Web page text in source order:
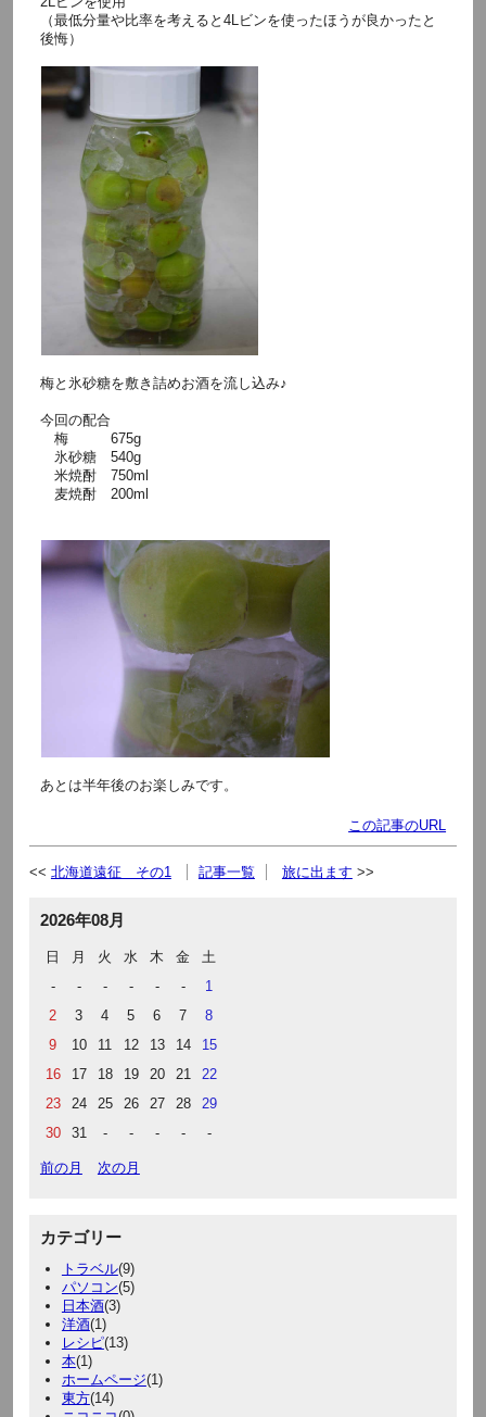
（最低分量や比率を考えると4Lビンを使ったほうが良かったと
後悔）
梅と氷砂糖を敷き詰めお酒を流し込み♪
今回の配合
梅 675g
氷砂糖 540g
米焼酎 750ml
麦焼酎 200ml
あとは半年後のお楽しみです。
この記事のURL
北海道遠征 その1 記事一覧 旅に出ます
2026年08月
日 月 火 水 木 金
土
-
- - - - -
1
2
3 4 5 6 7
8
9
10 11 12 13 14
15
16
17 18 19 20 21
22
23
24 25 26 27 28
29
30
31 - - - - -
前の月 次の月
カテゴリー
トラベル(9)
パソコン(5)
日本酒(3)
洋酒(1)
レシピ(13)
本(1)
ホームページ(1)
東方(14)